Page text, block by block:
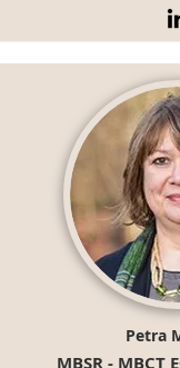
Petra
MBSR -